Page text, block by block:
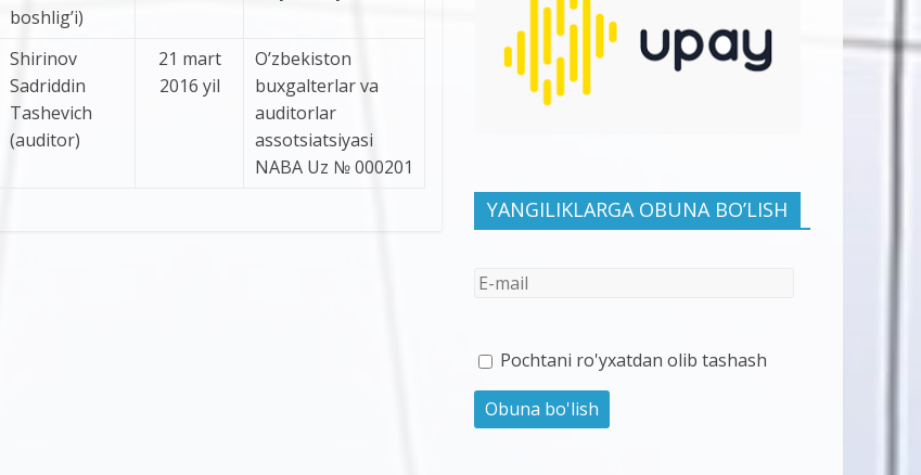
boshlig’i)
Shirinov
Sadriddin
Tashevich
(auditor)
21 mart
2016 yil
O’zbekiston
buxgalterlar va
auditorlar
assotsiatsiyasi
NABA Uz № 000201
YANGILIKLARGA OBUNA BO’LISH
Pochtani ro'yxatdan olib tashash